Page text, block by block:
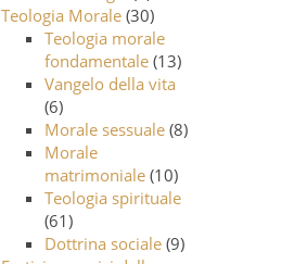
Teologia Morale(30)
Teologia morale
fondamentale(13)
Vangelo della vita
(6)
Morale sessuale(8)
Morale
matrimoniale(10)
Teologia spirituale
(61)
Dottrina sociale(9)